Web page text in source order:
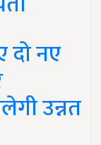
दो नए
उन्नत